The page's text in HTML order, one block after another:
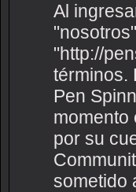
Al
"http://
términos.
Pen
momento
por su
sometido